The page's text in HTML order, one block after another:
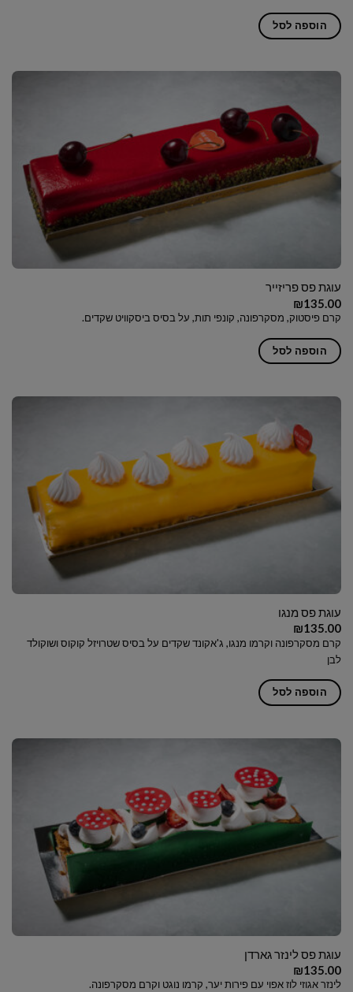
הוספה לסל
עוגת פס פריזייר
₪135.00
קרם פיסטוק, מסקרפונה, קונפי תות, על בסיס ביסקוויט שקדים.
הוספה לסל
עוגת פס מנגו
₪135.00
קרם מסקרפונה וקרמו מנגו, ג'אקונד שקדים על בסיס שטרויזל קוקוס ושוקולד
לבן
הוספה לסל
עוגת פס לינזר גארדן
₪135.00
לינזר אגוזי לוז אפוי עם פירות יער, קרמו נוגט וקרם מסקרפונה.